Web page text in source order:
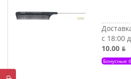
с 18:00
10.00 ƃ
Бонусные